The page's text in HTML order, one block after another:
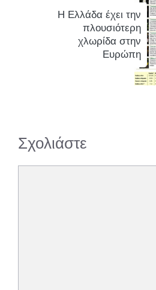
Η Ελλάδα έχει την
πλουσιότερη
χλωρίδα στην
Ευρώπη
Σχολιάστε